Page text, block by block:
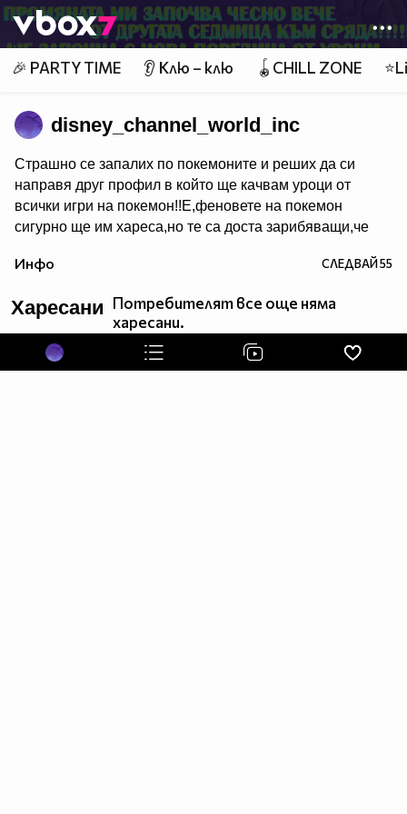
Member of
👾
🎉 PARTY TIME 👂 Клю – клю 🪀CHILL ZONE
disney_channel_world_inc
Страшно се запалих по покемоните и реших да си
направя друг профил в който ще качвам уроци от
всички игри на покемон!!Е,феновете на покемон
сигурно ще им хареса,но те са доста зарибяващи,че
маниа.Е,покемон уроци очаквайте скоро в новият
Инфо СЛЕДВАЙ55
Харесани Потребителят все още няма
харесани.